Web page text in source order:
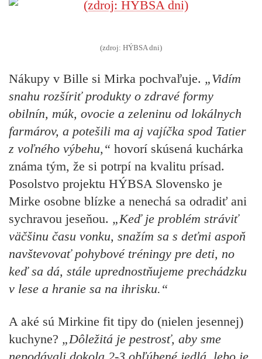
(zdroj: HÝBSA dni)
Nákupy v Bille si Mirka pochvaľuje. „Vidím
snahu rozšíriť produkty o zdravé formy
obilnín, múk, ovocie a zeleninu od lokálnych
farmárov, a potešili ma aj vajíčka spod Tatier
z voľného výbehu,“ hovorí skúsená kuchárka
známa tým, že si potrpí na kvalitu prísad.
Posolstvo projektu HÝBSA Slovensko je
Mirke osobne blízke a nenechá sa odradiť ani
sychravou jeseňou. „Keď je problém stráviť
väčšinu času vonku, snažím sa s deťmi aspoň
navštevovať pohybové tréningy pre deti, no
keď sa dá, stále uprednostňujeme prechádzku
v lese a hranie sa na ihrisku.“
A aké sú Mirkine fit tipy do (nielen jesennej)
kuchyne? „Dôležitá je pestrosť, aby sme